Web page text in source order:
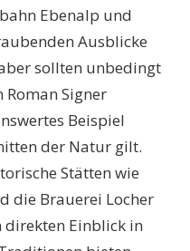
Ebenalp und
Ausblicke
sollten unbedingt
Signer
Beispiel
der Natur gilt.
Stätten wie
die Brauerei Locher
direkten Einblick in